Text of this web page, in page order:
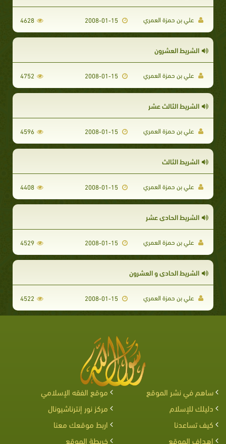
علي بن حمزة العمري 4628
الشريط العشرون
علي بن حمزة العمري 4752
الشريط الثالث عشر
علي بن حمزة العمري 4596
الشريط الثالث
علي بن حمزة العمري 4408
الشريط الحادي عشر
علي بن حمزة العمري 4529
الشريط الحادي و العشرون
علي بن حمزة العمري 4522
ساهم في نشر الموقع
موقع الفقه الإسلامي
دليلك للإسلام
مركز نور إنترناشيونال
كيف تساعدنا
اربط موقعك معنا
اهداف الموقع
خريطة الموقع